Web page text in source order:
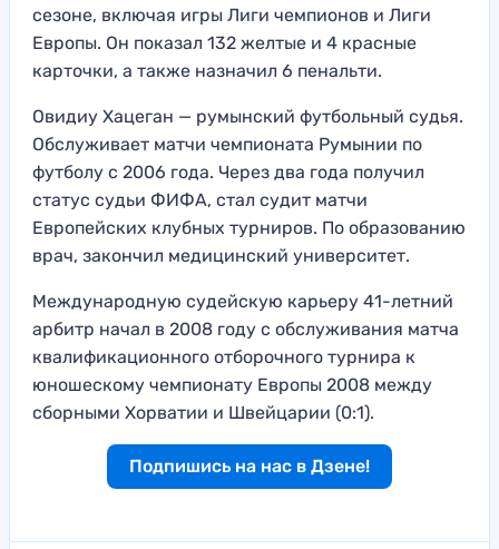
сезоне, включая игры Лиги чемпионов и Лиги
Европы. Он показал 132 желтые и 4 красные
карточки, а также назначил 6 пенальти.
Овидиу Хацеган — румынский футбольный судья.
Обслуживает матчи чемпионата Румынии по
футболу с 2006 года. Через два года получил
статус судьи ФИФА, стал судит матчи
Европейских клубных турниров. По образованию
врач, закончил медицинский университет.
Международную судейскую карьеру 41-летний
арбитр начал в 2008 году с обслуживания матча
квалификационного отборочного турнира к
юношескому чемпионату Европы 2008 между
сборными Хорватии и Швейцарии (0:1).
Подпишись на нас в Дзене!